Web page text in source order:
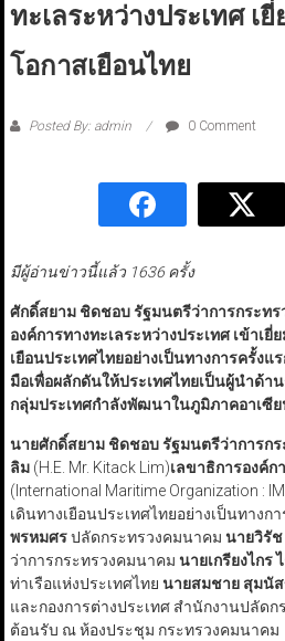
ทะเลระหว่างประเทศ เ
โอกาสเยือนไทย
Posted By: admin 0 Comment
มีผู้อ่านข่าวนี้แล้ว 1636 ครั้ง
ศักดิ์สยาม ชิดชอบ รัฐมนตรีว่าการกระทร
องค์การทางทะเลระหว่างประเทศ เข้าเ
เยือนประเทศไทยอย่างเป็นทางการครั้งแ
มือเพื่อผลักดันให้ประเทศไทยเป็นผู้นำด้า
กลุ่มประเทศกำลังพัฒนาในภูมิภาคอาเซี
นายศักดิ์สยาม ชิดชอบ รัฐมนตรีว่าการก
ลิม (H.E. Mr. Kitack Lim)เลขาธิการองค์ก
(International Maritime Organization :
เดินทางเยือนประเทศไทยอย่างเป็นทางก
พรหมศรปลัดกระทรวงคมนาคม นายวิรั
ว่าการกระทรวงคมนาคม นายเกรียงไกร
ท่าเรือแห่งประเทศไทย นายสมชาย สุมนั
และกองการต่างประเทศ สำนักงานปลัด
ต้อนรับ ณ ห้องประชุม กระทรวงคมนาคม